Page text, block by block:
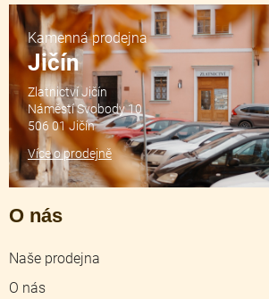
O nás
Naše prodejna
O nás
Kamenná prodejna
Jičín
Zlatnictví Jičín
Náměstí Svobody 10
506 01 Jičín
Více o prodejně